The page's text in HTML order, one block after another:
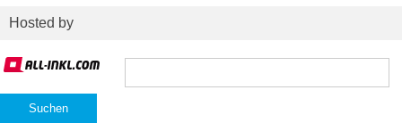
Hosted by
Suchen